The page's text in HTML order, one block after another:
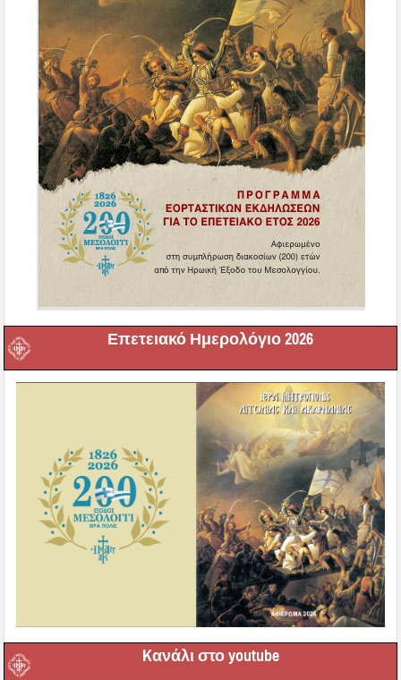
Επετειακό Ημερολόγιο 2026
Kανάλι στο youtube